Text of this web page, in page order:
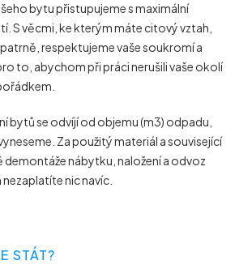
bytu přistupujeme s maximální
S věcmi, ke kterým máte citový vztah,
respektujeme vaše soukromí a
to, abychom při práci nerušili vaše okolí
bytů se odvíjí od objemu (m3) odpadu,
Za použitý materiál a související
demontáže nábytku, naložení a odvoz
nic navíc.
STÁT?